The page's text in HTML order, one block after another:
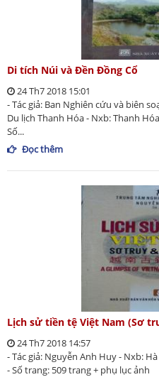
Di tích Núi và Đền Đồng Cổ
24 Th7 2018 15:01
- Tác giả: Ban Nghiên cứu và biên
Du lịch Thanh Hóa - Nxb: Thanh
Số...
Đọc thêm
Lịch sử tiền tệ Việt Nam (Sơ
24 Th7 2018 14:57
- Tác giả: Nguyễn Anh Huy - Nxb:
- Số trang: 509 trang + phụ lục ảnh